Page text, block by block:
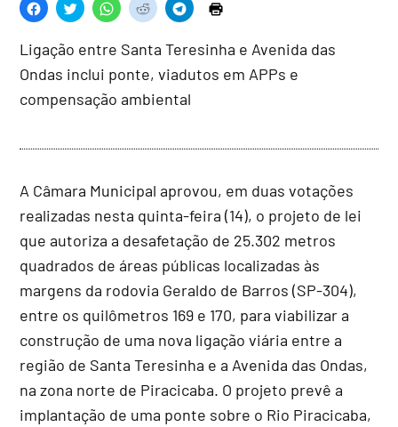
Ligação entre Santa Teresinha e Avenida das
Ondas inclui ponte, viadutos em APPs e
compensação ambiental
A Câmara Municipal aprovou, em duas votações
realizadas nesta quinta-feira (14), o projeto de lei
que autoriza a desafetação de 25.302 metros
quadrados de áreas públicas localizadas às
margens da rodovia Geraldo de Barros (SP-304),
entre os quilômetros 169 e 170, para viabilizar a
construção de uma nova ligação viária entre a
região de Santa Teresinha e a Avenida das Ondas,
na zona norte de Piracicaba. O projeto prevê a
implantação de uma ponte sobre o Rio Piracicaba,